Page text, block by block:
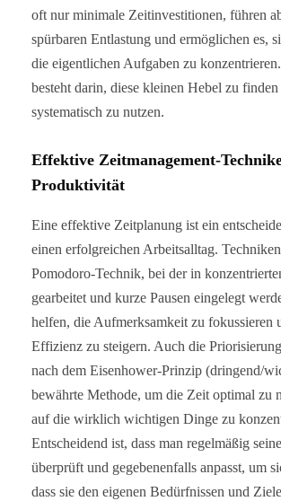
oft nur minimale Zeitinvestitionen, führen
spürbaren Entlastung und ermöglichen es,
die eigentlichen Aufgaben zu
besteht darin, diese kleinen Hebel zu
systematisch zu nutzen.
Effektive Zeitmanagement-
Produktivität
Eine effektive Zeitplanung ist ein
einen erfolgreichen Arbeitsalltag.
Pomodoro-Technik, bei der in
gearbeitet und kurze Pausen eingelegt
helfen, die Aufmerksamkeit zu fokussieren
Effizienz zu steigern. Auch die
nach dem Eisenhower-Prinzip (dringend/
bewährte Methode, um die Zeit optimal zu
auf die wirklich wichtigen Dinge zu
Entscheidend ist, dass man regelmäßig
überprüft und gegebenenfalls anpasst, um
dass sie den eigenen Bedürfnissen und